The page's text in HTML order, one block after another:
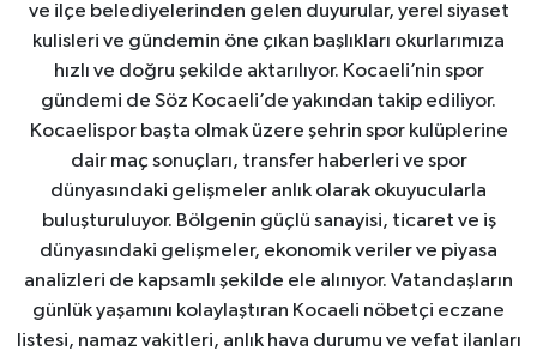
ve ilçe belediyelerinden gelen duyurular, yerel siyaset
kulisleri ve gündemin öne çıkan başlıkları okurlarımıza
hızlı ve doğru şekilde aktarılıyor. Kocaeli’nin spor
gündemi de Söz Kocaeli’de yakından takip ediliyor.
Kocaelispor başta olmak üzere şehrin spor kulüplerine
dair maç sonuçları, transfer haberleri ve spor
dünyasındaki gelişmeler anlık olarak okuyucularla
buluşturuluyor. Bölgenin güçlü sanayisi, ticaret ve iş
dünyasındaki gelişmeler, ekonomik veriler ve piyasa
analizleri de kapsamlı şekilde ele alınıyor. Vatandaşların
günlük yaşamını kolaylaştıran Kocaeli nöbetçi eczane
listesi, namaz vakitleri, anlık hava durumu ve vefat ilanları